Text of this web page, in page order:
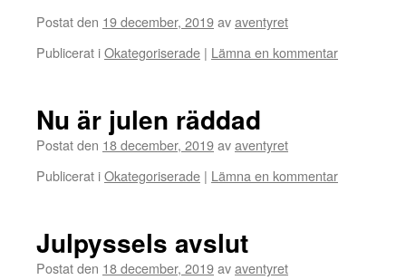
Postat den 19 december, 2019avaventyret
Publicerat iOkategoriserade | Lämna en kommentar
Nu är julen räddad
Postat den 18 december, 2019avaventyret
Publicerat iOkategoriserade | Lämna en kommentar
Julpyssels avslut
Postat den 18 december, 2019avaventyret